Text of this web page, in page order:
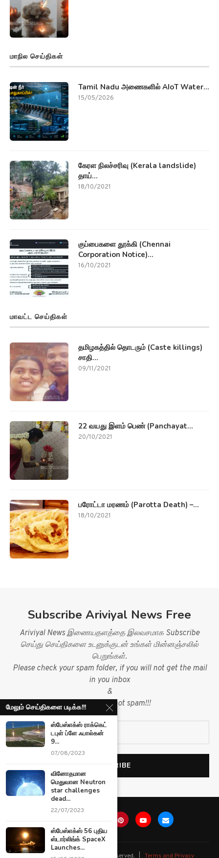
மாநில செய்திகள்
Tamil Nadu அணைகளில் AIoT Water...
15/05/2026
கேரள நிலச்சரிவு (Kerala landslide)
தாய்...
18/10/2021
குப்பைகளை தூக்கி (Chennai
Corporation Notice)...
16/10/2021
மாவட்ட செய்திகள்
தமிழகத்தில் தொடரும் (Caste killings)
சாதி...
09/11/2021
22 வயது இளம் பெண் (Panchayat...
20/10/2021
பரோட்டா மரணம் (Parotta Death) –...
18/10/2021
Subscribe Ariviyal News Free
Ariviyal News இணையதளத்தை இலவசமாக Subscribe
செய்து செய்திகளை உடனுக்குடன் உங்கள் மின்னஞ்சலில்
பெறுங்கள்.
Please check your spam folder, if you will not get the mail
in you inbox
&
mark mail as not spam!!!
2026 Ariviyal News. All rights reserved. | Terms and Privacy
மேலும் செய்திகளை படிக்க!!!
ஸ்பேஸ்எக்ஸ் ராக்கெட்
டபுள் ப்ளே ஃபால்கன்
9...
07/08/2023
வினோதமான
மெதுவான Neutron
star challenges
dead...
22/07/2023
ஸ்பேஸ்எக்ஸ் 56 புதிய
ஸ்டார்லிங்க் SpaceX
Launches...